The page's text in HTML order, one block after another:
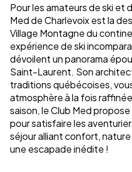
Pour les amateurs de ski et
Med de Charlevoix est la
Village Montagne du
expérience de ski
dévoilent un panorama
Saint-Laurent. Son
traditions québécoises,
atmosphère à la fois
saison, le Club Med
pour satisfaire les
séjour alliant confort,
une escapade inédite !